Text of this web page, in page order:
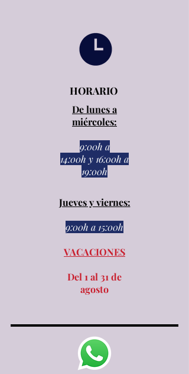
HORARIO
De lunes a
miércoles:
9:00h a
14:00h y 16:00h a
19:00h
Jueves y viernes:
9:00h a 15:00h​​
VACACIONES
Del 1 al 31 de
agosto